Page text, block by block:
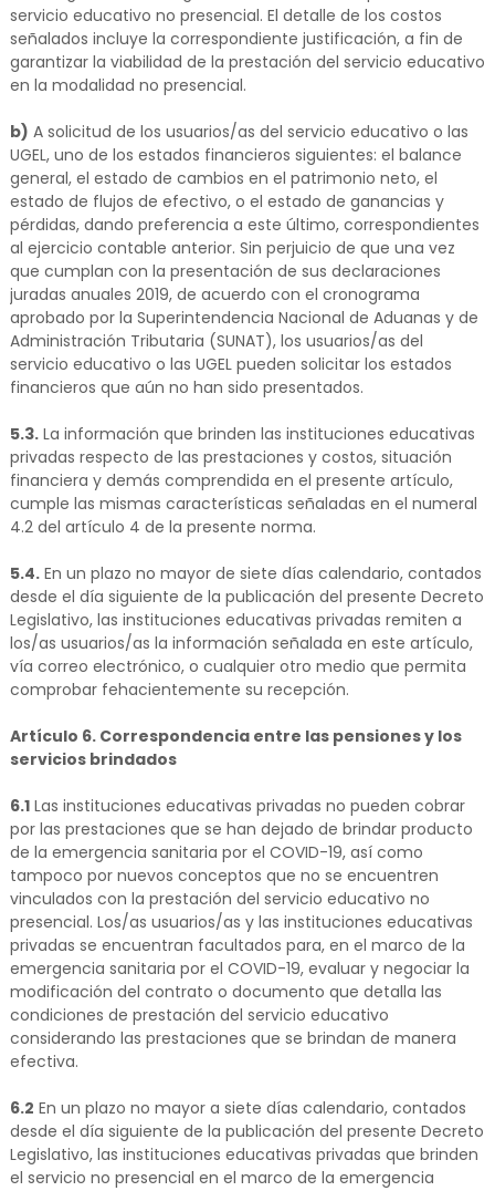
servicio educativo no presencial. El detalle de los costos
señalados incluye la correspondiente justificación, a fin de
garantizar la viabilidad de la prestación del servicio educativo
en la modalidad no presencial.
b) A solicitud de los usuarios/as del servicio educativo o las
UGEL, uno de los estados financieros siguientes: el balance
general, el estado de cambios en el patrimonio neto, el
estado de flujos de efectivo, o el estado de ganancias y
pérdidas, dando preferencia a este último, correspondientes
al ejercicio contable anterior. Sin perjuicio de que una vez
que cumplan con la presentación de sus declaraciones
juradas anuales 2019, de acuerdo con el cronograma
aprobado por la Superintendencia Nacional de Aduanas y de
Administración Tributaria (SUNAT), los usuarios/as del
servicio educativo o las UGEL pueden solicitar los estados
financieros que aún no han sido presentados.
5.3.La información que brinden las instituciones educativas
privadas respecto de las prestaciones y costos, situación
financiera y demás comprendida en el presente artículo,
cumple las mismas características señaladas en el numeral
4.2 del artículo 4 de la presente norma.
5.4.En un plazo no mayor de siete días calendario, contados
desde el día siguiente de la publicación del presente Decreto
Legislativo, las instituciones educativas privadas remiten a
los/as usuarios/as la información señalada en este artículo,
vía correo electrónico, o cualquier otro medio que permita
comprobar fehacientemente su recepción.
Artículo 6. Correspondencia entre las pensiones y los
servicios brindados
6.1Las instituciones educativas privadas no pueden cobrar
por las prestaciones que se han dejado de brindar producto
de la emergencia sanitaria por el COVID-19, así como
tampoco por nuevos conceptos que no se encuentren
vinculados con la prestación del servicio educativo no
presencial. Los/as usuarios/as y las instituciones educativas
privadas se encuentran facultados para, en el marco de la
emergencia sanitaria por el COVID-19, evaluar y negociar la
modificación del contrato o documento que detalla las
condiciones de prestación del servicio educativo
considerando las prestaciones que se brindan de manera
efectiva.
6.2 En un plazo no mayor a siete días calendario, contados
desde el día siguiente de la publicación del presente Decreto
Legislativo, las instituciones educativas privadas que brinden
el servicio no presencial en el marco de la emergencia